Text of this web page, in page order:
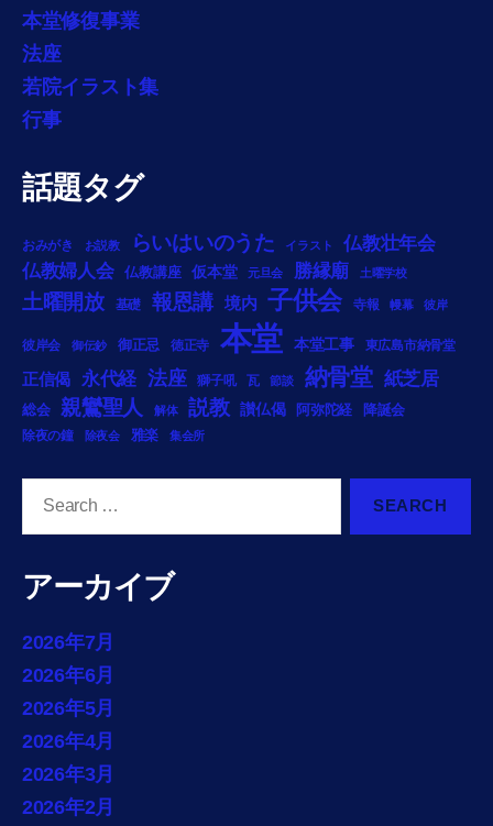
本堂修復事業
法座
若院イラスト集
行事
話題タグ
おみがき お説教 らいはいのうた イラスト
仏教壮年会
仏教婦人会
仏教講座 仮本堂 元旦会 勝縁廟 土曜学校
土曜開放 基礎 報恩講 境内 子供会 寺報 幔幕 彼岸
彼岸会 御伝鈔 御正忌 徳正寺 本堂 本堂工事 東広島市納骨堂
正信偈 永代経 法座 獅子吼 瓦 節談 納骨堂 紙芝居
総会 親鸞聖人 解体 説教 讃仏偈 阿弥陀経 降誕会
除夜の鐘 除夜会 雅楽 集会所
アーカイブ
2026年7月
2026年6月
2026年5月
2026年4月
2026年3月
2026年2月